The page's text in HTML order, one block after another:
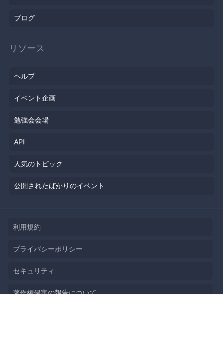
ブログ
リソース
ヘルプ
イベント企画
勉強会会場
API
人気のトピック
公開されたばかりのイベント
利用規約
プライバシーポリシー
セキュリティ
著作権侵害の報告について